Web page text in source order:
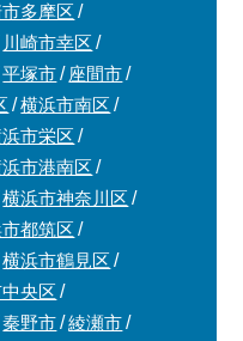
市多摩区
川崎市幸区
平塚市
座間市
横浜市南区
市栄区
市港南区
横浜市神奈川区
都筑区
横浜市鶴見区
央区
秦野市
綾瀬市